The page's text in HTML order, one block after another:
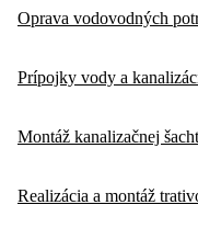
Oprava vodovodných
Prípojky vody a
Montáž kanalizačnej
Realizácia a montáž